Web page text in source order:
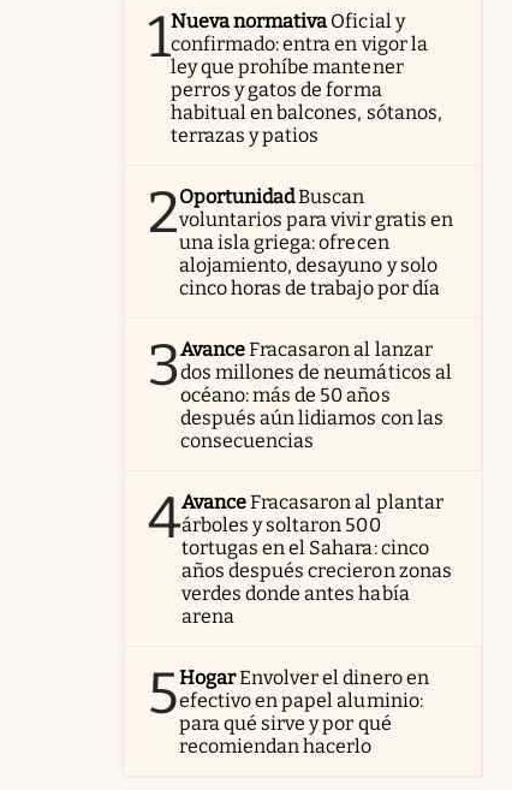
1Nueva normativa Oficial y
confirmado: entra en vigor la
ley que prohíbe mantener
perros y gatos de forma
habitual en balcones, sótanos,
terrazas y patios
2OportunidadBuscan
voluntarios para vivir gratis en
una isla griega: ofrecen
alojamiento, desayuno y solo
cinco horas de trabajo por día
3AvanceFracasaron al lanzar
dos millones de neumáticos al
océano: más de 50 años
después aún lidiamos con las
consecuencias
4AvanceFracasaron al plantar
árboles y soltaron 500
tortugas en el Sahara: cinco
años después crecieron zonas
verdes donde antes había
arena
5HogarEnvolver el dinero en
efectivo en papel aluminio:
para qué sirve y por qué
recomiendan hacerlo